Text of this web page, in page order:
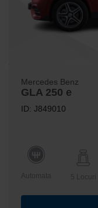
Mercedes Benz
GLA 250 e
ID: J849010
Automata 5 Locuri